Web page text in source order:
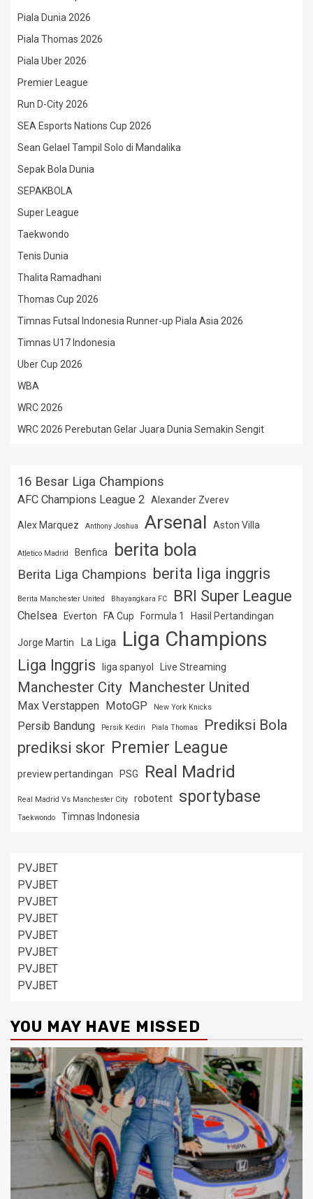
Piala Dunia 2026
Piala Thomas 2026
Piala Uber 2026
Premier League
Run D-City 2026
SEA Esports Nations Cup 2026
Sean Gelael Tampil Solo di Mandalika
Sepak Bola Dunia
SEPAKBOLA
Super League
Taekwondo
Tenis Dunia
Thalita Ramadhani
Thomas Cup 2026
Timnas Futsal Indonesia Runner-up Piala Asia 2026
Timnas U17 Indonesia
Uber Cup 2026
WBA
WRC 2026
WRC 2026 Perebutan Gelar Juara Dunia Semakin Sengit
16 Besar Liga Champions
AFC Champions League 2 Alexander Zverev
Alex Marquez Anthony Joshua Arsenal Aston Villa
Atletico Madrid Benfica berita bola
Berita Liga Champions berita liga inggris
Berita Manchester United Bhayangkara FC BRI Super League
Chelsea Everton FA Cup Formula 1 Hasil Pertandingan
Jorge Martin La Liga Liga Champions
Liga Inggris liga spanyol Live Streaming
Manchester City Manchester United
Max Verstappen MotoGP New York Knicks
Persib Bandung Persik Kediri Piala Thomas Prediksi Bola
prediksi skor Premier League
preview pertandingan PSG Real Madrid
Real Madrid Vs Manchester City robotent sportybase
Taekwondo Timnas Indonesia
PVJBET
PVJBET
PVJBET
PVJBET
PVJBET
PVJBET
PVJBET
PVJBET
YOU MAY HAVE MISSED